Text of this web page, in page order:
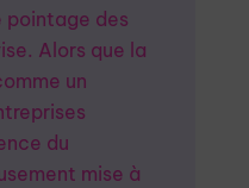
pointage des
Alors que la
un
du
mise à